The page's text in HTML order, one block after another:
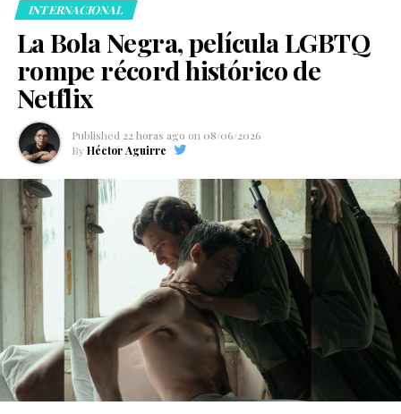
INTERNACIONAL
La Bola Negra, película LGBTQ
rompe récord histórico de
Netflix
Published 22 horas ago on 08/06/2026
By Héctor Aguirre